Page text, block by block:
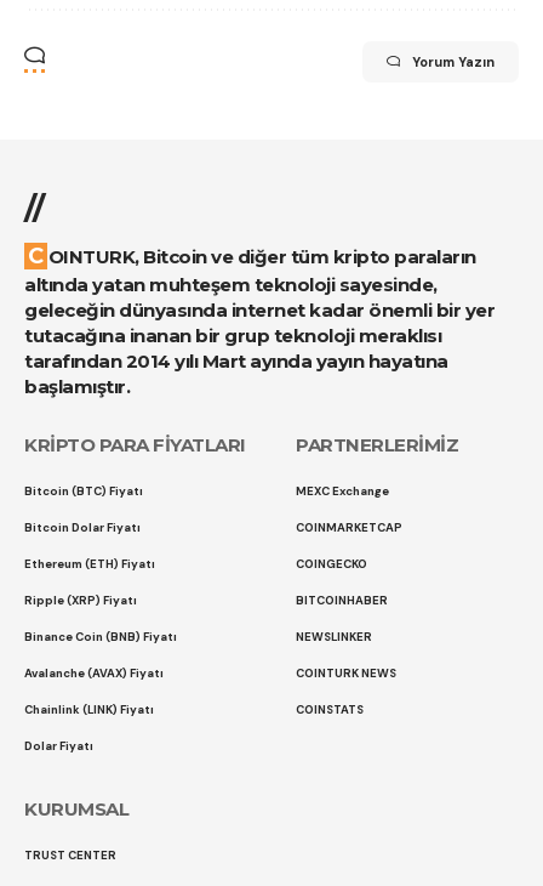
Yorum Yazın
//
COINTURK, Bitcoin ve diğer tüm kripto paraların
altında yatan muhteşem teknoloji sayesinde,
geleceğin dünyasında internet kadar önemli bir yer
tutacağına inanan bir grup teknoloji meraklısı
tarafından 2014 yılı Mart ayında yayın hayatına
başlamıştır.
KRİPTO PARA FİYATLARI
Bitcoin (BTC) Fiyatı
Bitcoin Dolar Fiyatı
Ethereum (ETH) Fiyatı
Ripple (XRP) Fiyatı
Binance Coin (BNB) Fiyatı
Avalanche (AVAX) Fiyatı
Chainlink (LINK) Fiyatı
Dolar Fiyatı
PARTNERLERİMİZ
MEXC Exchange
COINMARKETCAP
COINGECKO
BITCOINHABER
NEWSLINKER
COINTURK NEWS
COINSTATS
KURUMSAL
TRUST CENTER